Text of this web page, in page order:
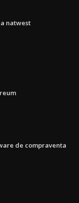
natwest
de compraventa